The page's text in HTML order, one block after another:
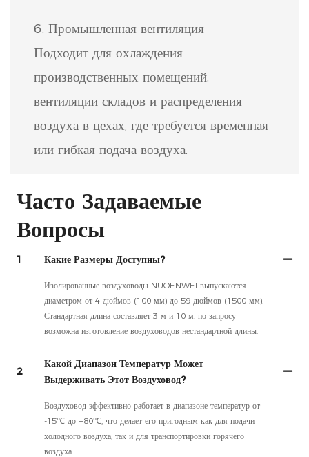
6. Промышленная вентиляция
Подходит для охлаждения
производственных помещений,
вентиляции складов и распределения
воздуха в цехах, где требуется временная
или гибкая подача воздуха.
Часто Задаваемые
Вопросы
1 Какие Размеры Доступны?
Изолированные воздуховоды NUOENWEI выпускаются
диаметром от 4 дюймов (100 мм) до 59 дюймов (1500 мм).
Стандартная длина составляет 3 м и 10 м, по запросу
возможна изготовление воздуховодов нестандартной длины.
2
Какой Диапазон Температур Может
Выдерживать Этот Воздуховод?
Воздуховод эффективно работает в диапазоне температур от
-15℃ до +80℃, что делает его пригодным как для подачи
холодного воздуха, так и для транспортировки горячего
воздуха.